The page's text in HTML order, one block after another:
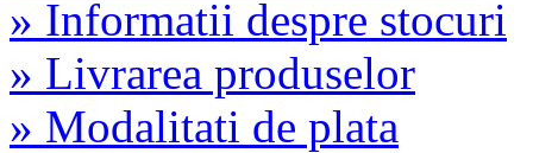
» Informatii despre stocuri
» Livrarea produselor
» Modalitati de plata